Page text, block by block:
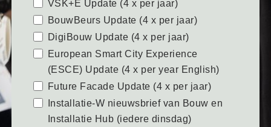
VSK+E Update (4 x per jaar)
BouwBeurs Update (4 x per jaar)
DigiBouw Update (4 x per jaar)
European Smart City Experience
(ESCE) Update (4 x per year English)
Future Facade Update (4 x per jaar)
Installatie-W nieuwsbrief van Bouw en
Installatie Hub (iedere dinsdag)